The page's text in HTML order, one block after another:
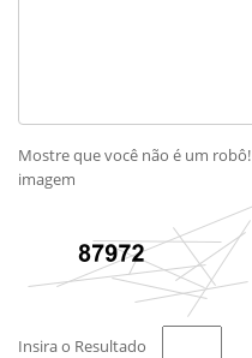
Mostre que você não é um
imagem
Insira o Resultado